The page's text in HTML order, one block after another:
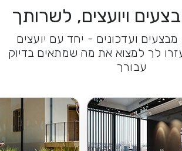
ויועצים, לשרותך
ועדכונים - יחד עם יועצים
לך למצוא את מה שמתאים בדיוק
עבורך